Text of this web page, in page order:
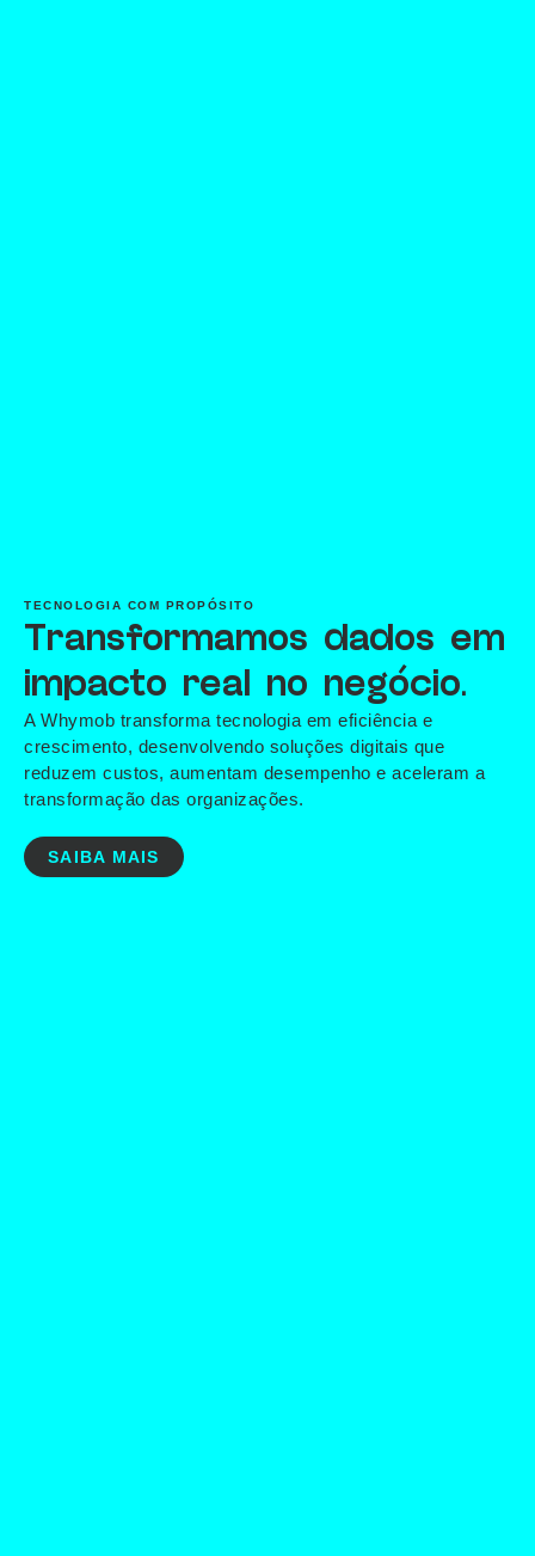
TECNOLOGIA COM PROPÓSITO
Transformamos dados em
impacto real no negócio.
A Whymob transforma tecnologia em eficiência e
crescimento, desenvolvendo soluções digitais que
reduzem custos, aumentam desempenho e aceleram a
transformação das organizações.
SAIBA MAIS